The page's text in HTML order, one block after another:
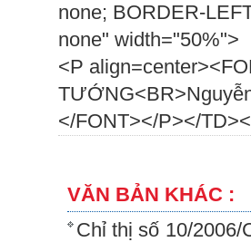
none; BORDER-
none" width="50%">
<P
</FONT></P></
VĂN BẢN KHÁC :
Chỉ thị số 10/